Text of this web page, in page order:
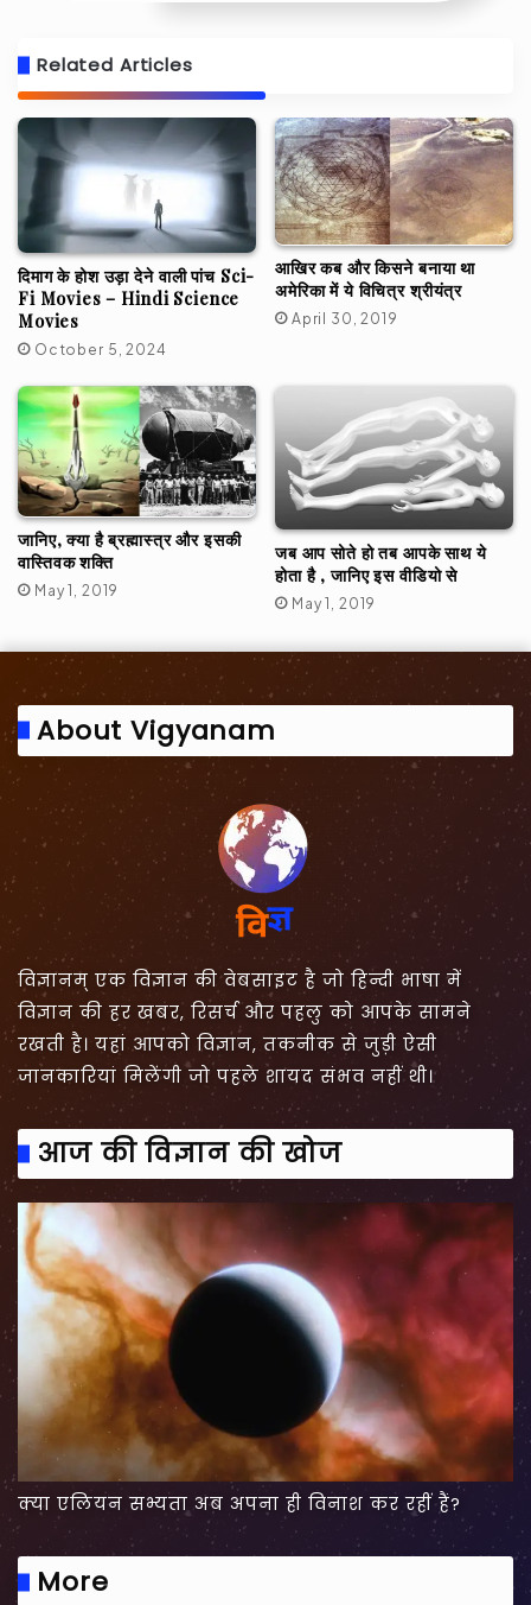
Related Articles
दिमाग के होश उड़ा देने वाली पांच Sci-
Fi Movies – Hindi Science
Movies
October 5, 2024
आखिर कब और किसने बनाया था
अमेरिका में ये विचित्र श्रीयंत्र
April 30, 2019
जानिए, क्या है ब्रह्मास्त्र और इसकी
वास्तिवक शक्ति
May 1, 2019
जब आप सोते हो तब आपके साथ ये
होता है , जानिए इस वीडियो से
May 1, 2019
About Vigyanam
विज्ञानम् एक विज्ञान की वेबसाइट है जो हिन्दी भाषा में
विज्ञान की हर खबर, रिसर्च और पहलु को आपके सामने
रखती है। यहां आपको विज्ञान, तकनीक से जुड़ी ऐसी
जानकारियां मिलेंगी जो पहले शायद संभव नहीं थी।
आज की विज्ञान की खोज
क्या एलियन सभ्यता अब अपना ही विनाश कर रहीं हैं?
More